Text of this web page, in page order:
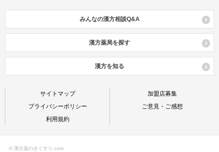
みんなの漢方相談Q&A
漢方薬局を探す
漢方を知る
サイトマップ
プライバシーポリシー
利用規約
加盟店募集
ご意見・ご感想
© 漢方薬のきぐすり.com